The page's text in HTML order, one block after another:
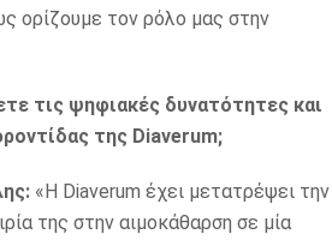
ορίζουμε τον ρόλο μας στην
τις ψηφιακές δυνατότητες και
της Diaverum;
«Η Diaverum έχει μετατρέψει την
της στην αιμοκάθαρση σε μία